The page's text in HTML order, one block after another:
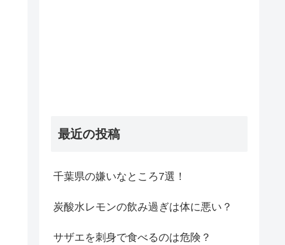
最近の投稿
千葉県の嫌いなところ7選！
炭酸水レモンの飲み過ぎは体に悪い？
サザエを刺身で食べるのは危険？